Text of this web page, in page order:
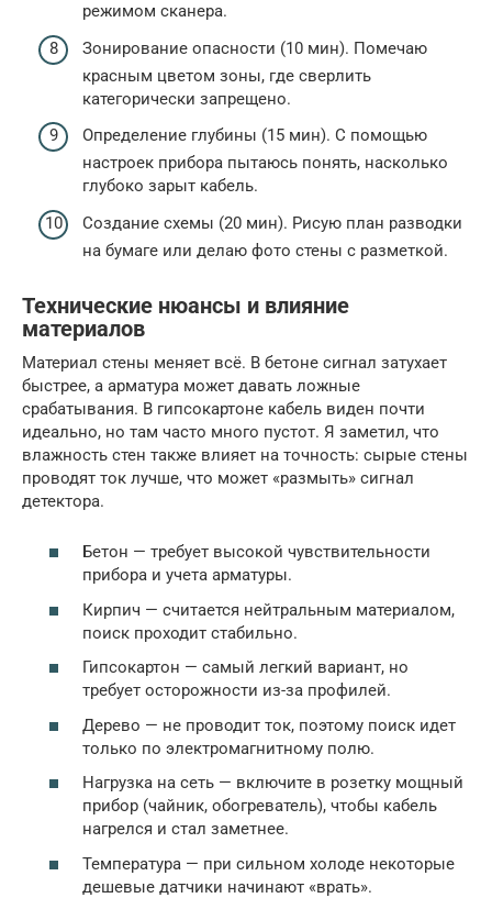
режимом сканера.
Зонирование опасности (10 мин). Помечаю
красным цветом зоны, где сверлить
категорически запрещено.
Определение глубины (15 мин). С помощью
настроек прибора пытаюсь понять, насколько
глубоко зарыт кабель.
Создание схемы (20 мин). Рисую план разводки
на бумаге или делаю фото стены с разметкой.
Технические нюансы и влияние
материалов
Материал стены меняет всё. В бетоне сигнал затухает
быстрее, а арматура может давать ложные
срабатывания. В гипсокартоне кабель виден почти
идеально, но там часто много пустот. Я заметил, что
влажность стен также влияет на точность: сырые стены
проводят ток лучше, что может «размыть» сигнал
детектора.
Бетон — требует высокой чувствительности
прибора и учета арматуры.
Кирпич — считается нейтральным материалом,
поиск проходит стабильно.
Гипсокартон — самый легкий вариант, но
требует осторожности из-за профилей.
Дерево — не проводит ток, поэтому поиск идет
только по электромагнитному полю.
Нагрузка на сеть — включите в розетку мощный
прибор (чайник, обогреватель), чтобы кабель
нагрелся и стал заметнее.
Температура — при сильном холоде некоторые
дешевые датчики начинают «врать».